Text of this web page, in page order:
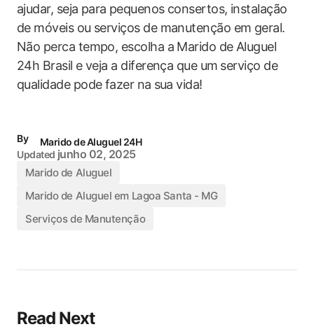
ajudar, ‌seja para ⁤pequenos consertos, instalação​
de móveis ou serviços ​de manutenção em geral.
Não perca tempo, escolha a ‌Marido de Aluguel​
24h Brasil e veja a diferença que um⁤ serviço de
qualidade pode fazer na⁢ sua vida!
By
Marido de Aluguel 24H
Updated junho 02, 2025
Marido de Aluguel
Marido de Aluguel em Lagoa Santa - MG
Serviços de Manutenção
Read Next